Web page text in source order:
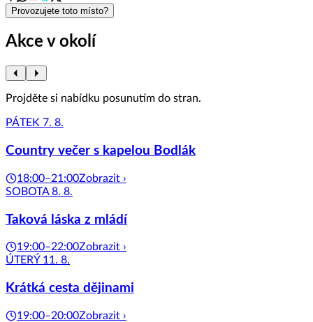
Provozujete toto místo?
Akce v okolí
Projděte si nabídku posunutím do stran.
PÁTEK 7. 8.
Country večer s kapelou Bodlák
18:00–21:00Zobrazit ›
SOBOTA 8. 8.
Taková láska z mládí
19:00–22:00Zobrazit ›
ÚTERÝ 11. 8.
Krátká cesta dějinami
19:00–20:00Zobrazit ›